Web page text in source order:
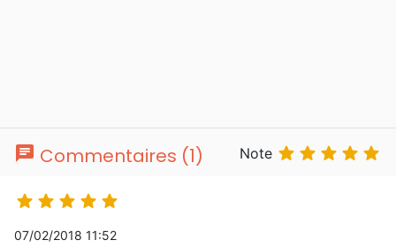
chat Commentaires (1) Note     
    
07/02/2018 11:52